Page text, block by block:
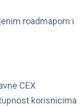
roadmapom i
CEX
korisnicima